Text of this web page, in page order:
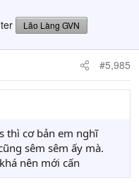
Lão Làng GVN
#5,985
thì cơ bản em nghĩ
sêm sêm ấy mà.
nên mới cấn